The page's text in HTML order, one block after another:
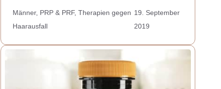
Männer, PRP & PRF,Therapien gegen
Haarausfall
19. September
2019